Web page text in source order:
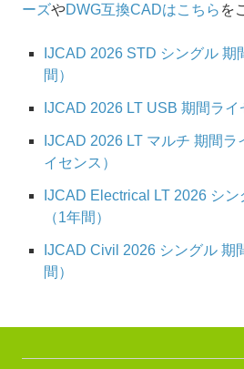
ーズやDWG互換CADはこちら を
IJCAD 2026 STD シングル 期
間）
IJCAD 2026 LT USB 期間ライ
IJCAD 2026 LT マルチ 期間
イセンス）
IJCAD Electrical LT 2026 シ
（1年間）
IJCAD Civil 2026 シングル 期
間）